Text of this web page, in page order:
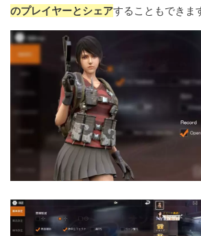
のプレイヤーとシェアすることもできま